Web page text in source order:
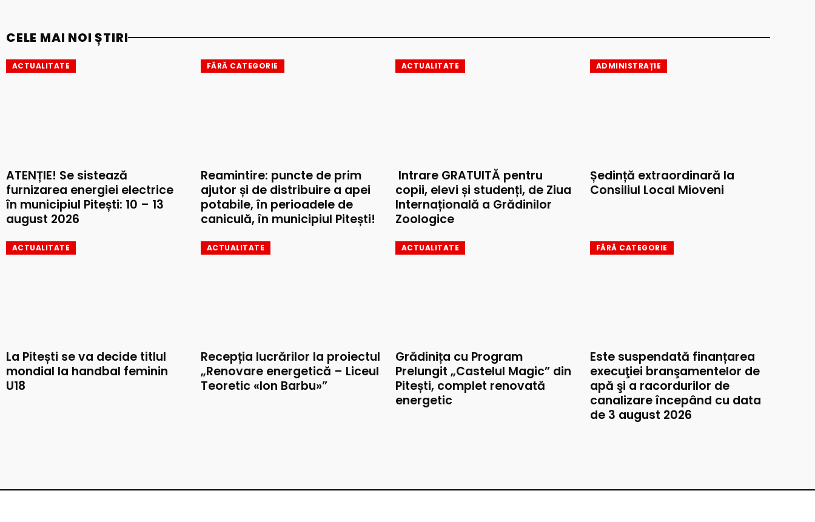
CELE MAI NOI ȘTIRI
ACTUALITATE
ATENȚIE! Se sistează
furnizarea energiei electrice
în municipiul Pitești: 10 – 13
august 2026
FĂRĂ CATEGORIE
Reamintire: puncte de prim
ajutor și de distribuire a apei
potabile, în perioadele de
caniculă, în municipiul Pitești!
ACTUALITATE
Intrare GRATUITĂ pentru
copii, elevi și studenți, de Ziua
Internațională a Grădinilor
Zoologice
ADMINISTRAȚIE
Ședință extraordinară la
Consiliul Local Mioveni
ACTUALITATE
La Pitești se va decide titlul
mondial la handbal feminin
U18
ACTUALITATE
Recepția lucrărilor la proiectul
„Renovare energetică – Liceul
Teoretic «Ion Barbu»”
ACTUALITATE
Grădinița cu Program
Prelungit „Castelul Magic” din
Pitești, complet renovată
energetic
FĂRĂ CATEGORIE
Este suspendată finanțarea
execuţiei branşamentelor de
apă şi a racordurilor de
canalizare începând cu data
de 3 august 2026